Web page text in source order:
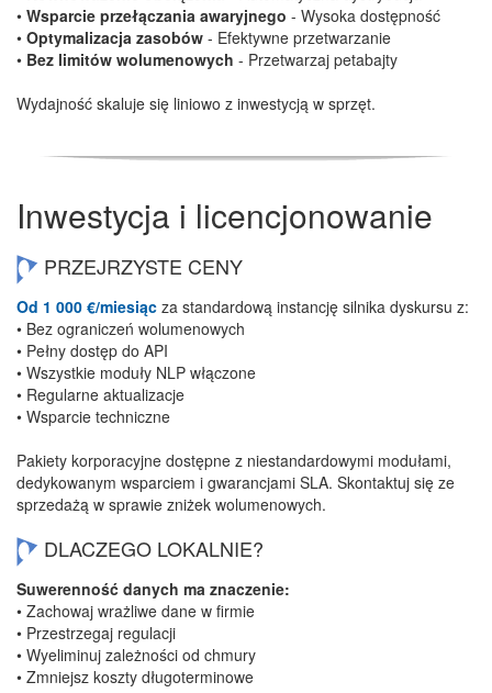
• Wsparcie przełączania awaryjnego - Wysoka dostępność
• Optymalizacja zasobów - Efektywne przetwarzanie
• Bez limitów wolumenowych - Przetwarzaj petabajty
Wydajność skaluje się liniowo z inwestycją w sprzęt.
Inwestycja i licencjonowanie
PRZEJRZYSTE CENY
Od 1 000 €/miesiąc za standardową instancję silnika dyskursu z:
• Bez ograniczeń wolumenowych
• Pełny dostęp do API
• Wszystkie moduły NLP włączone
• Regularne aktualizacje
• Wsparcie techniczne
Pakiety korporacyjne dostępne z niestandardowymi modułami,
dedykowanym wsparciem i gwarancjami SLA. Skontaktuj się ze
sprzedażą w sprawie zniżek wolumenowych.
DLACZEGO LOKALNIE?
Suwerenność danych ma znaczenie:
• Zachowaj wrażliwe dane w firmie
• Przestrzegaj regulacji
• Wyeliminuj zależności od chmury
• Zmniejsz koszty długoterminowe